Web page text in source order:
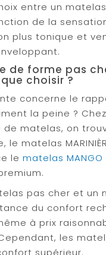
entre un
de la
plus tonique et
de forme pas
choisir ?
concerne le
la peine ?
matelas, on
le matelas
lematelas MANGO
pas cher et un
du confort
à prix
les
supérieur.